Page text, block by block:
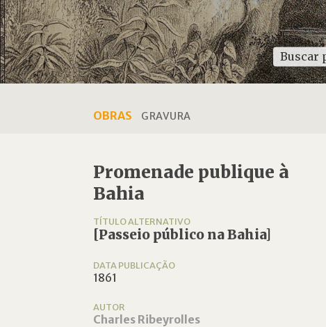
OBRAS GRAVURA
Promenade publique à
Bahia
TÍTULO ALTERNATIVO
[Passeio público na Bahia]
DATA PUBLICAÇÃO
1861
AUTOR
Charles Ribeyrolles